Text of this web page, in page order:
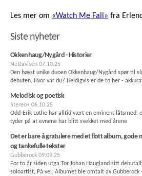
Les mer om «Watch Me Fall» fra
Siste nyheter
Okkenhaug/Nygård - Historier
Nettavisen 07.10.25
Den høyst unike duoen Okkenhaug/Nygård spør til
debuten. Hvor var du? Heldigvis er de to her -
Melodisk og poetisk
Stereo+ 06.10.25
Odd-Erik Lothe har alltid vært en eminent låtsmed,
tyder på at evnene har blitt svekket med årene
Det er bare å gratulere med et flott album, gode
og tankefulle tekster
Gubberock 09.09.25
For to år siden utga Tor Johan Haugland sitt
soloartist, På vei. Albumet ble omtalt av Gubberock